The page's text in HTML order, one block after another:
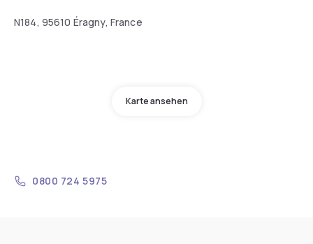
N184, 95610 Éragny, France
Karte ansehen
0800 724 5975